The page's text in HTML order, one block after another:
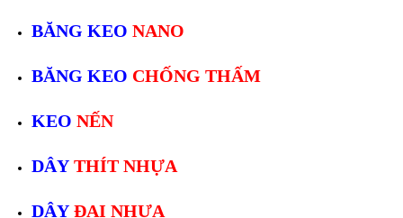
BĂNG KEO NANO
BĂNG KEO CHỐNG THẤM
KEO NẾN
DÂY THÍT NHỰA
DÂY ĐAI NHỰA